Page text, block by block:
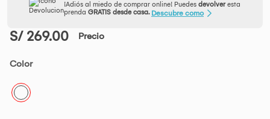
¡Adiós al miedo de comprar online! Puedes devolveresta
prenda GRATIS desde casa. Descubre como
S/ 269.00 Precio
Color